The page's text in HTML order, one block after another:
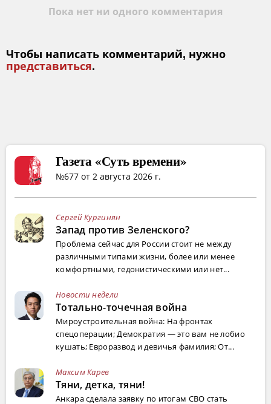
Пока нет ни одного комментария
Чтобы написать комментарий, нужно
представиться.
Газета «Суть времени»
№677 от 2 августа 2026 г.
Сергей Кургинян
Запад против Зеленского?
Проблема сейчас для России стоит не между
различными типами жизни, более или менее
комфортными, гедонистическими или нет...
Новости недели
Тотально-точечная война
Мироустроительная война: На фронтах
спецоперации; Демократия — это вам не лобио
кушать; Евроразвод и девичья фамилия; От...
Максим Карев
Тяни, детка, тяни!
Анкара сделала заявку по итогам СВО стать